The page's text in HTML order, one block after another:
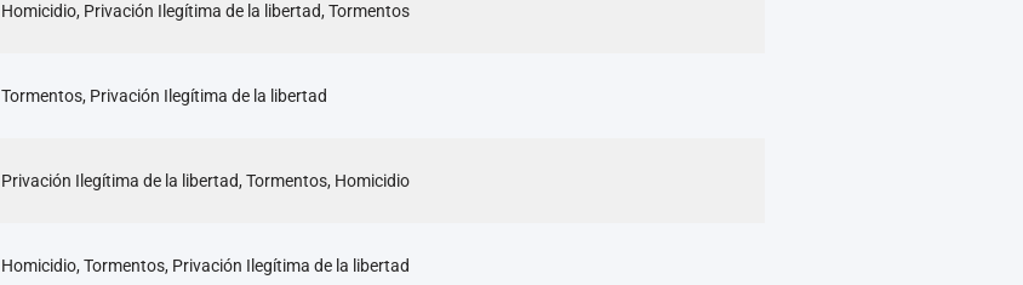
Homicidio, Privación Ilegítima de la libertad, Tormentos
Tormentos, Privación Ilegítima de la libertad
Privación Ilegítima de la libertad, Tormentos, Homicidio
Homicidio, Tormentos, Privación Ilegítima de la libertad